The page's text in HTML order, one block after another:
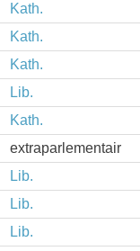
Kath.
Kath.
Kath.
Lib.
Kath.
extraparlementair
Lib.
Lib.
Lib.